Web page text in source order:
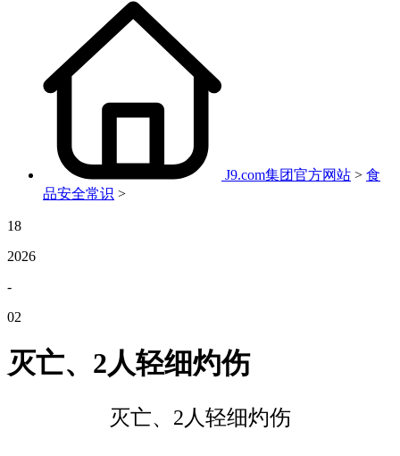
J9.com集团官方网站 > 食
品安全常识 >
18
2026
-
02
灭亡、2人轻细灼伤
灭亡、2人轻细灼伤